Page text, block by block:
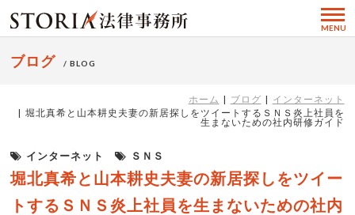
MENU
ブログ / BLOG
ホーム ブログ
インターネット
堀北真希と山本耕史夫妻の新居探しをツイートするＳＮＳ炎上社員を
生まないための社内研修ガイド
インターネット ＳＮＳ
堀北真希と山本耕史夫妻の新居探しをツイー
トするＳＮＳ炎上社員を生まないための社内